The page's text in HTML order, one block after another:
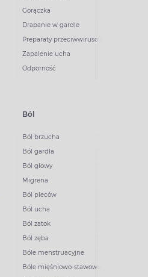
Gorączka
Drapanie w gardle
Preparaty przeciwwirusowe
Zapalenie ucha
Odporność
Ból
Ból brzucha
Ból gardła
Ból głowy
Migrena
Ból pleców
Ból ucha
Ból zatok
Ból zęba
Bóle menstruacyjne
Bóle mięśniowo-stawowe